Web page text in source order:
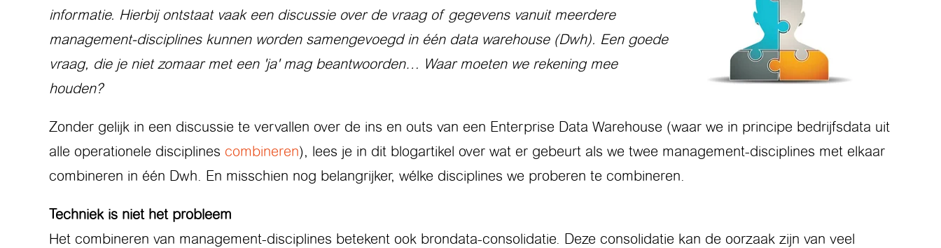
informatie. Hierbij ontstaat vaak een discussie over de vraag of gegevens vanuit meerdere
management-disciplines kunnen worden samengevoegd in één data warehouse (Dwh). Een goede
vraag, die je niet zomaar met een 'ja' mag beantwoorden… Waar moeten we rekening mee
houden?
Zonder gelijk in een discussie te vervallen over de ins en outs van een Enterprise Data Warehouse (waar we in principe bedrijfsdata uit
alle operationele disciplines combineren), lees je in dit blogartikel over wat er gebeurt als we twee management-disciplines met elkaar
combineren in één Dwh. En misschien nog belangrijker, wélke disciplines we proberen te combineren.
Techniek is niet het probleem
Het combineren van management-disciplines betekent ook brondata-consolidatie. Deze consolidatie kan de oorzaak zijn van veel